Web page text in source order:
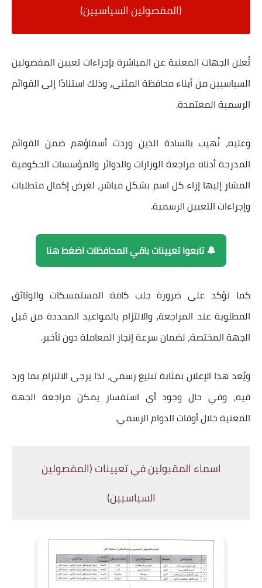
(المفصولين السياسيين)
تُعلن الجهات المعنية عن المباشرة بإجراءات تعيين المفصولين
السياسيين من أبناء محافظة المثنى، وذلك استنادًا إلى القوائم
الرسمية المعتمدة.
وعليه، نُهيب بالسادة الذين وردت أسماؤهم ضمن القوائم
المدرجة أدناه مراجعة الوزارات والدوائر والمؤسسات الحكومية
المشار إليها إزاء كل اسم بشكل مباشر، لغرض إكمال متطلبات
وإجراءات التعيين الرسمية.
🔔 تابعوا تعيينات باقي المحافظات اضغط هنا
كما نؤكد على ضرورة جلب كافة المستمسكات والوثائق
المطلوبة عند المراجعة، والالتزام بالمواعيد المحددة من قبل
الجهة المختصة، لضمان سرعة إنجاز المعاملة دون تأخير.
ويُعد هذا الإعلان بمثابة تبليغ رسمي، لذا يرجى الالتزام بما ورد
فيه، وفي حال وجود أي استفسار يمكن مراجعة الجهة
المعنية خلال أوقات الدوام الرسمي.
اسماء المقبولين في تعيينات (المفصولين
السياسيين)